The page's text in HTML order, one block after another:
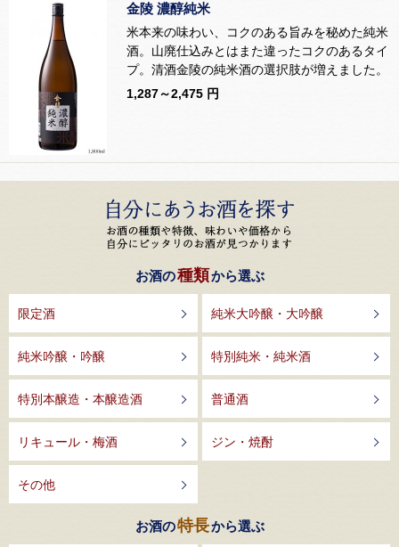
金陵 濃醇純米
米本来の味わい、コクのある旨みを秘めた純米
酒。山廃仕込みとはまた違ったコクのあるタイ
プ。清酒金陵の純米酒の選択肢が増えました。
1,287～2,475 円
お酒の種類から選ぶ
限定酒 純米大吟醸・大吟醸
純米吟醸・吟醸 特別純米・純米酒
特別本醸造・本醸造酒 普通酒
リキュール・梅酒 ジン・焼酎
その他
お酒の特長から選ぶ